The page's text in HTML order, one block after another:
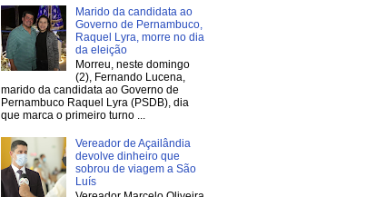
Marido da candidata ao
Governo de Pernambuco,
Raquel Lyra, morre no dia
da eleição
Morreu, neste domingo
(2), Fernando Lucena,
marido da candidata ao Governo de
Pernambuco Raquel Lyra (PSDB), dia
que marca o primeiro turno ...
Vereador de Açailândia
devolve dinheiro que
sobrou de viagem a São
Luís